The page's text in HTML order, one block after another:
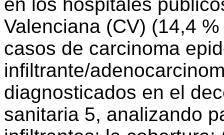
en los hospitales
Valenciana (CV) (14,4
casos de carcinoma
infiltrante/
diagnosticados en el
sanitaria 5, analizando